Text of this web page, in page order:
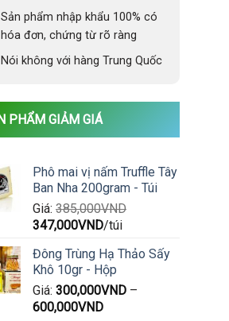
Sản phẩm nhập khẩu 100% có
hóa đơn, chứng từ rõ ràng
Nói không với hàng Trung Quốc
PHẨM GIẢM GIÁ
Phô mai vị nấm Truffle Tây
Ban Nha 200gram - Túi
Giá: 385,000VND
Giá
là:
385,000VND.
347,000VNDGiá
tại
là:
347,000VND.
/túi
Đông Trùng Hạ Thảo Sấy
Khô 10gr - Hộp
Giá: 300,000VND –
600,000VND